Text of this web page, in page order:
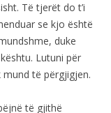
Të tjerët do t’i
se kjo është
duke
Lutuni për
të përgjigjen.
të gjithë